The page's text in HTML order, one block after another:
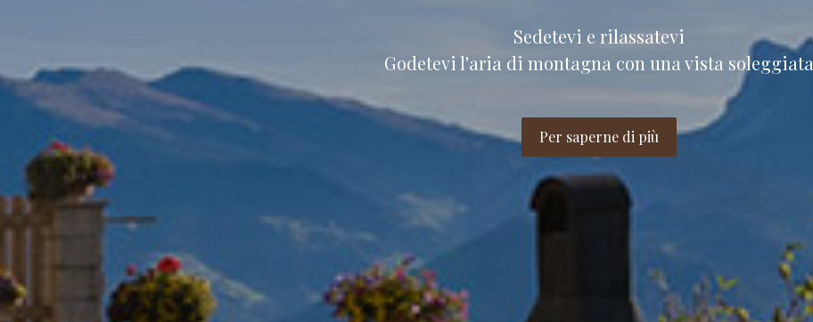
Sedetevi e rilassatevi
Godetevi l'aria di montagna con una vista soleggiata
Per saperne di più